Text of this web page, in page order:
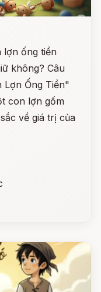
lợn ống tiền
không? Câu
Ống Tiền"
con lợn gốm
về giá trị của